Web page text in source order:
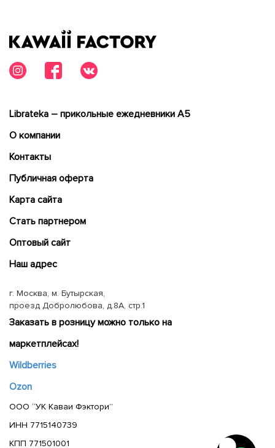
Librateka – прикольные ежедневники А5
О компании
Контакты
Публичная оферта
Карта сайта
Cтать партнером
Оптовый сайт
Наш адрес
г. Москва, м. Бутырская,
проезд Добролюбова, д.8А, стр.1
Заказать в розницу можно только на
маркетплейсах!
Wildberries
Ozon
ООО “УК Каваи Фэктори”
ИНН 7715140739
КПП 771501001